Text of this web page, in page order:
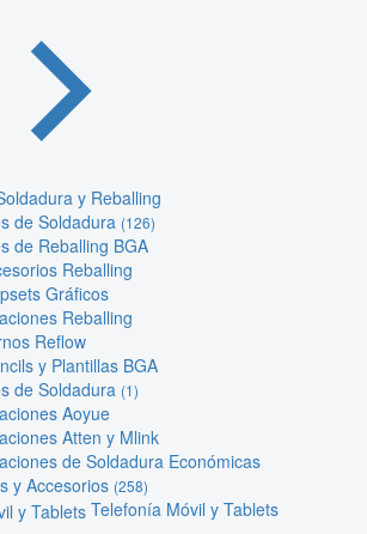
y Reballing
de Soldadura (126)
de Reballing BGA
Reballing
Gráficos
Reballing
Reflow
y Plantillas BGA
de Soldadura (1)
Aoyue
Atten y Mlink
de Soldadura Económicas
y Accesorios (258)
Telefonía Móvil y Tablets